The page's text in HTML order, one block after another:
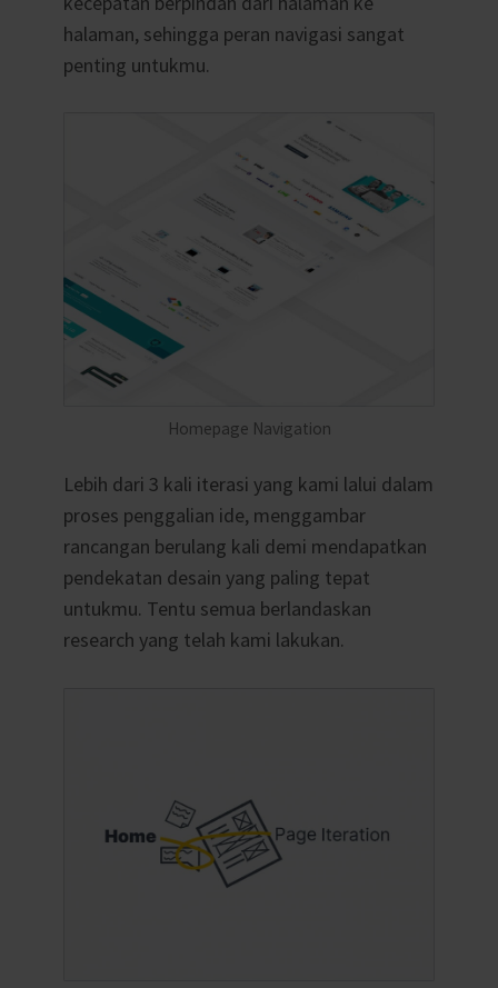
halaman, sehingga peran navigasi sangat
penting untukmu.
Homepage Navigation
Lebih dari 3 kali iterasi yang kami lalui dalam
proses penggalian ide, menggambar
rancangan berulang kali demi mendapatkan
pendekatan desain yang paling tepat
untukmu. Tentu semua berlandaskan
research yang telah kami lakukan.